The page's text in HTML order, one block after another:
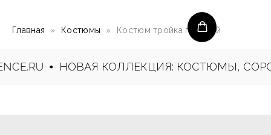
Главная Костюмы Костюм тройка голубой
НОВАЯ КОЛЛЕКЦИЯ: КОСТЮМЫ,